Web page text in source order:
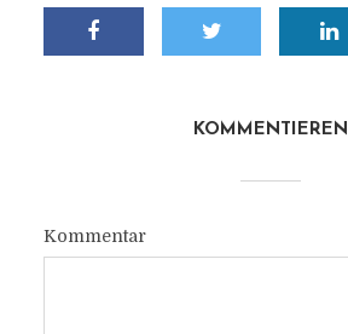
KOMMENTIEREN
Kommentar